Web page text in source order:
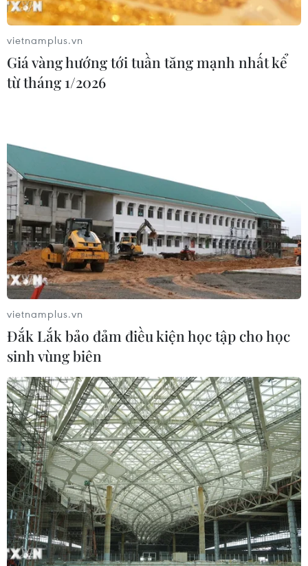
24/02/2026 23:00
Làm thế nào để cứu nguy làn da
xuống cấp sau kỳ nghỉ dài?
Bí quyết lấy lại vóc dáng sau Tết bền
vững không cực đoan
22/02/2026 02:09
Bạn đã biết đến những tác động của
dầu ôliu đối với da mặt?
21/02/2026 07:00
Khởi đầu Năm mới bằng những thói
quen làm đẹp bền vững
19/02/2026 09:45
Hoa hồng - “thảo dược vàng” trong
chăm sóc sắc đẹp
18/02/2026 12:05
Makeup nhanh 10 phút cho những
vietnamplus.vn
Giá vàng hướng tới tuần tăng mạnh nhất kể
từ tháng 1/2026
vietnamplus.vn
Đắk Lắk bảo đảm điều kiện học tập cho học
sinh vùng biên